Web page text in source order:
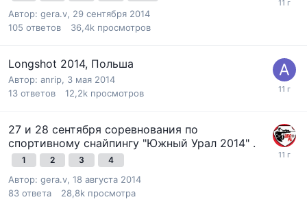
Автор: gera.v, 29 сентября 2014
105 ответов 36,4k просмотров
Longshot 2014, Польша
Автор: anrip, 3 мая 2014
13 ответов 12,2k просмотров
27 и 28 сентября соревнования по
спортивному снайпингу "Южный Урал 2014" .
1 2 3 4
Автор: gera.v, 18 августа 2014
83 ответа 28,8k просмотра